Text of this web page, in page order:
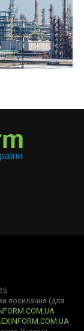
посилання (для